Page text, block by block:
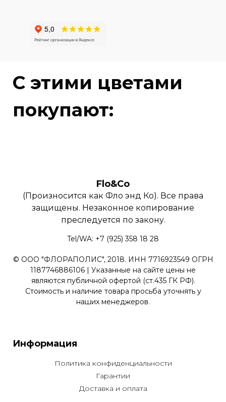
C этими цветами
покупают:
Flo&Co
(Произносится как Фло энд Ко). Все права
защищены. Незаконное копирование
преследуется по закону.
Tel/WA: +7 (925) 358 18 28
© ООО "ФЛОРАПОЛИС", 2018. ИНН 7716923549 ОГРН
1187746886106 | Указанные на сайте цены не
являются публичной офертой (ст.435 ГК РФ).
Стоимость и наличие товара просьба уточнять у
наших менеджеров.
Информация
Политика конфиденциальности
Гарантии
Доставка и оплата